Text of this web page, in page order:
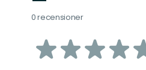
0 recensioner
av